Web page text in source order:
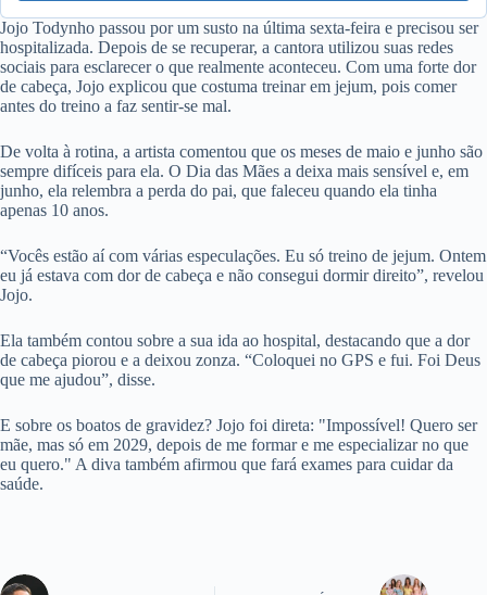
Jojo Todynho passou por um susto na última sexta-feira e precisou ser
hospitalizada. Depois de se recuperar, a cantora utilizou suas redes
sociais para esclarecer o que realmente aconteceu. Com uma forte dor
de cabeça, Jojo explicou que costuma treinar em jejum, pois comer
antes do treino a faz sentir-se mal.
De volta à rotina, a artista comentou que os meses de maio e junho são
sempre difíceis para ela. O Dia das Mães a deixa mais sensível e, em
junho, ela relembra a perda do pai, que faleceu quando ela tinha
apenas 10 anos.
“Vocês estão aí com várias especulações. Eu só treino de jejum. Ontem
eu já estava com dor de cabeça e não consegui dormir direito”, revelou
Jojo.
Ela também contou sobre a sua ida ao hospital, destacando que a dor
de cabeça piorou e a deixou zonza. “Coloquei no GPS e fui. Foi Deus
que me ajudou”, disse.
E sobre os boatos de gravidez? Jojo foi direta: "Impossível! Quero ser
mãe, mas só em 2029, depois de me formar e me especializar no que
eu quero." A diva também afirmou que fará exames para cuidar da
saúde.